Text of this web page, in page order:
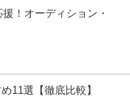
！オーディション・
11選【徹底比較】